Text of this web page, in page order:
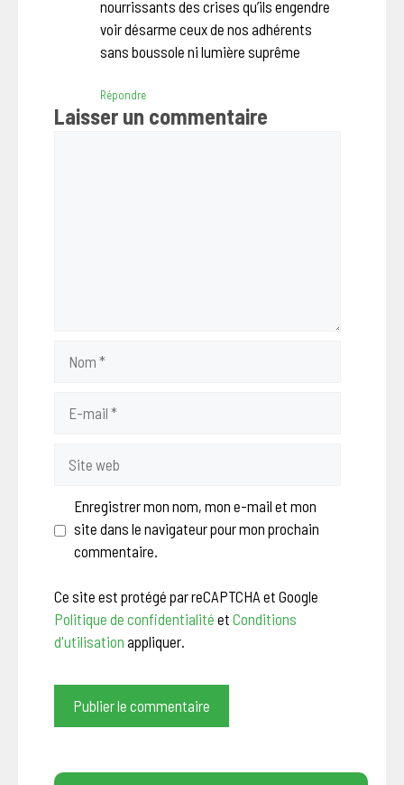
nourrissants des crises qu’ils engendre
voir désarme ceux de nos adhérents
sans boussole ni lumière suprême
Répondre
Laisser un commentaire
mail
web
Enregistrer mon nom, mon e-mail et mon
site dans le navigateur pour mon prochain
commentaire.
Ce site est protégé par reCAPTCHA et Google
Politique de confidentialité et Conditions
d'utilisation appliquer.